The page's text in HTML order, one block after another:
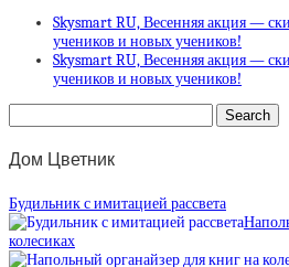
Skysmart RU, Весенняя акция —
учеников и новых учеников!
Skysmart RU, Весенняя акция —
учеников и новых учеников!
Дом Цветник
Будильник с имитацией рассвета
колесиках